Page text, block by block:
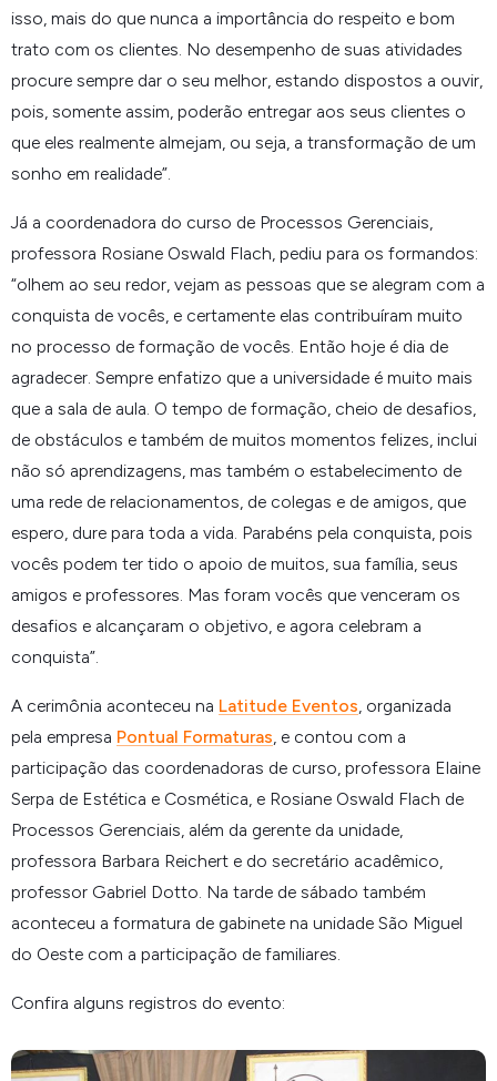
isso, mais do que nunca a importância do respeito e bom
trato com os clientes. No desempenho de suas atividades
procure sempre dar o seu melhor, estando dispostos a ouvir,
pois, somente assim, poderão entregar aos seus clientes o
que eles realmente almejam, ou seja, a transformação de um
sonho em realidade”.
Já a coordenadora do curso de Processos Gerenciais,
professora Rosiane Oswald Flach, pediu para os formandos:
“olhem ao seu redor, vejam as pessoas que se alegram com a
conquista de vocês, e certamente elas contribuíram muito
no processo de formação de vocês. Então hoje é dia de
agradecer. Sempre enfatizo que a universidade é muito mais
que a sala de aula. O tempo de formação, cheio de desafios,
de obstáculos e também de muitos momentos felizes, inclui
não só aprendizagens, mas também o estabelecimento de
uma rede de relacionamentos, de colegas e de amigos, que
espero, dure para toda a vida. Parabéns pela conquista, pois
vocês podem ter tido o apoio de muitos, sua família, seus
amigos e professores. Mas foram vocês que venceram os
desafios e alcançaram o objetivo, e agora celebram a
conquista”.
A cerimônia aconteceu na Latitude Eventos, organizada
pela empresa Pontual Formaturas, e contou com a
participação das coordenadoras de curso, professora Elaine
Serpa de Estética e Cosmética, e Rosiane Oswald Flach de
Processos Gerenciais, além da gerente da unidade,
professora Barbara Reichert e do secretário acadêmico,
professor Gabriel Dotto. Na tarde de sábado também
aconteceu a formatura de gabinete na unidade São Miguel
do Oeste com a participação de familiares.
Confira alguns registros do evento: